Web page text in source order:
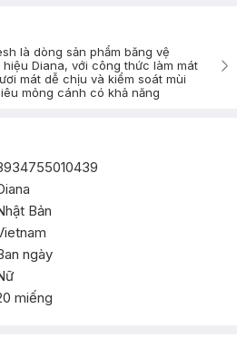
là dòng sản phẩm băng vệ
Diana, với công thức làm mát
mát dễ chịu và kiểm soát mùi
mỏng cánh có khả năng
Bản
ngày
miếng